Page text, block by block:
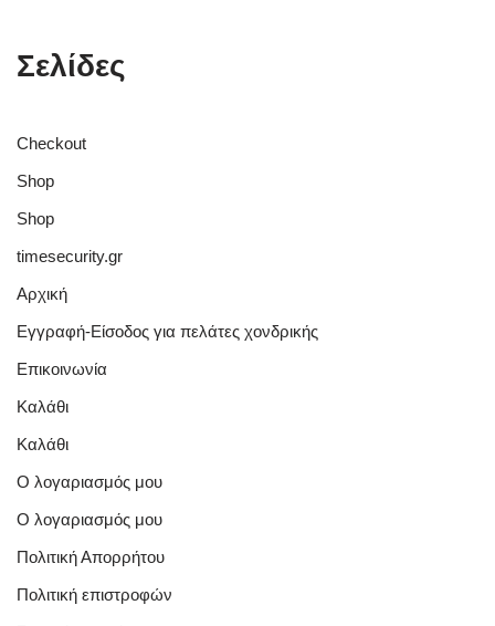
Σελίδες
Checkout
Shop
Shop
timesecurity.gr
Αρχική
Εγγραφή-Είσοδος για πελάτες χονδρικής
Επικοινωνία
Καλάθι
Καλάθι
Ο λογαριασμός μου
Ο λογαριασμός μου
Πολιτική Απορρήτου
Πολιτική επιστροφών